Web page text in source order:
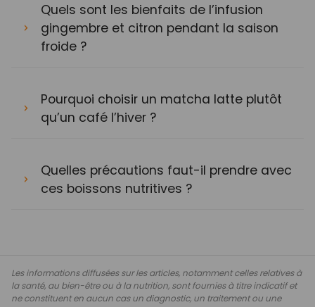
Quels sont les bienfaits de l’infusion
gingembre et citron pendant la saison
froide ?
Pourquoi choisir un matcha latte plutôt
qu’un café l’hiver ?
Quelles précautions faut-il prendre avec
ces boissons nutritives ?
Les informations diffusées sur les articles, notamment celles relatives à
la santé, au bien-être ou à la nutrition, sont fournies à titre indicatif et
ne constituent en aucun cas un diagnostic, un traitement ou une